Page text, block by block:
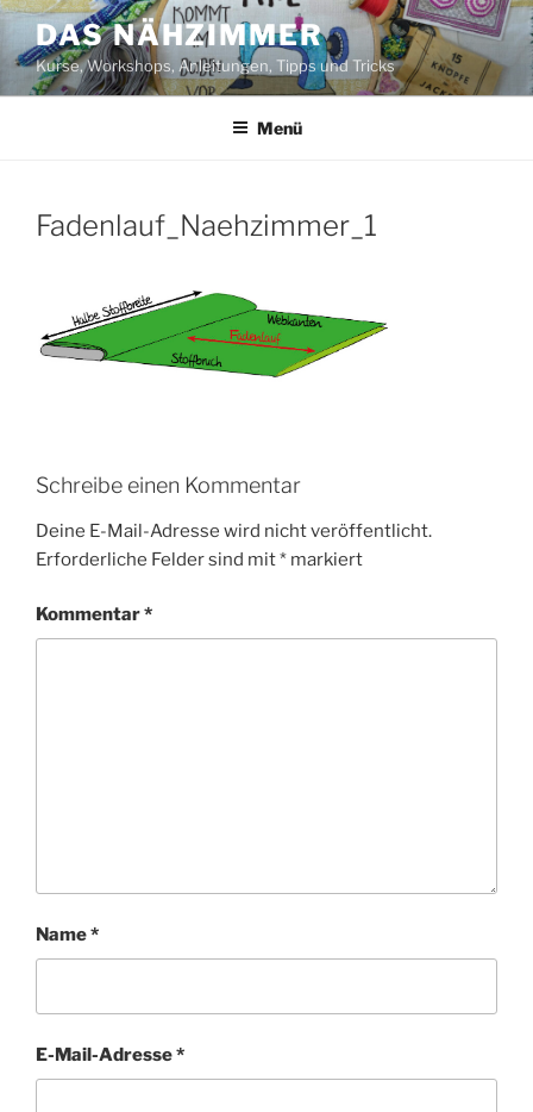
Zum
Inhalt
springen
DAS NÄHZIMMER
Kurse, Workshops, Anleitungen, Tipps und Tricks
Menü
Fadenlauf_Naehzimmer_1
Schreibe einen Kommentar
Deine E-Mail-Adresse wird nicht veröffentlicht.
Erforderliche Felder sind mit* markiert
Kommentar*
Name*
E-Mail-Adresse*